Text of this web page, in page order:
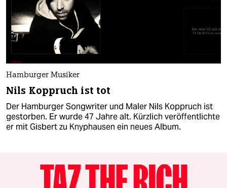
Hamburger Musiker
Nils Koppruch ist tot
Der Hamburger Songwriter und Maler Nils Koppruch ist
gestorben. Er wurde 47 Jahre alt. Kürzlich veröffentlichte
er mit Gisbert zu Knyphausen ein neues Album.